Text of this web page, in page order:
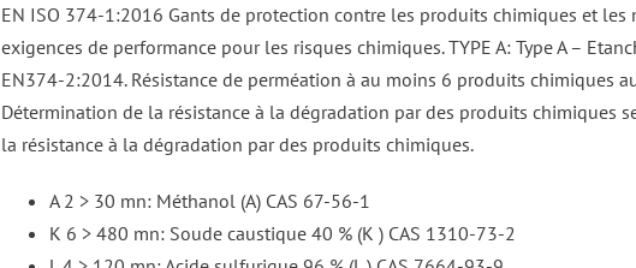
EN ISO 374-1:2016 Gants de protection contre les produits chimiques et
exigences de performance pour les risques chimiques. TYPE A: Type A –
EN374-2:2014. Résistance de perméation à au moins 6 produits chimiques
Détermination de la résistance à la dégradation par des produits chimiques
la résistance à la dégradation par des produits chimiques.
A 2 > 30 mn: Méthanol (A) CAS 67-56-1
K 6 > 480 mn: Soude caustique 40 % (K ) CAS 1310-73-2